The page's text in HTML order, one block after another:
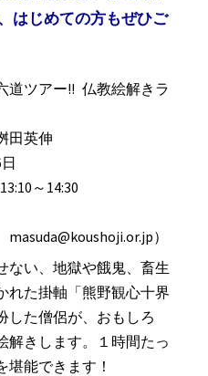
はじめての方もぜひご
道ツアー!! 仏教絵解きラ
田英伸
～14:30
）
い、地獄や餓鬼、畜生
れた掛軸「熊野観心十界
した僧侶が、おもしろ
解きします。１時間たっ
堪能できます！